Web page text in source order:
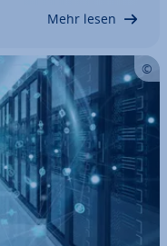
Mehr lesen